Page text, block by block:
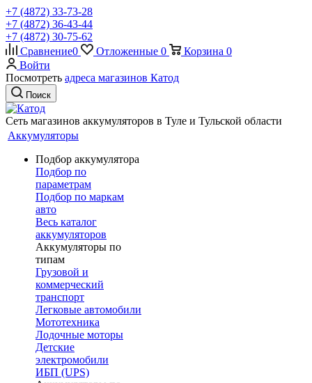
+7 (4872) 33-73-28
+7 (4872) 36-43-44
+7 (4872) 30-75-62
Сравнение0 Отложенные 0 Корзина 0
Войти
Посмотреть адреса магазинов Катод
Поиск
Сеть магазинов аккумуляторов в Туле и Тульской области
Аккумуляторы
Подбор аккумулятора
Подбор по
параметрам
Подбор по маркам
авто
Весь каталог
аккумуляторов
Аккумуляторы по
типам
Грузовой и
коммерческий
транспорт
Легковые автомобили
Мототехника
Лодочные моторы
Детские
электромобили
ИБП (UPS)